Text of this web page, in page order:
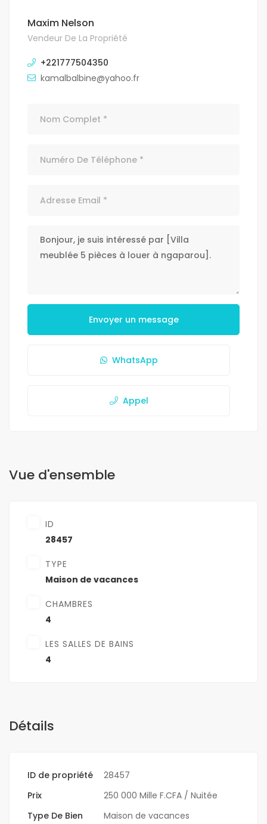
Maxim Nelson
Vendeur De La Propriété
+221777504350
kamalbalbine@yahoo.fr
Envoyer un message
WhatsApp
Appel
Vue d'ensemble
ID
28457
TYPE
Maison de vacances
CHAMBRES
4
LES SALLES DE BAINS
4
Détails
ID de propriété
28457
Prix
250 000 Mille F.CFA / Nuitée
Type De Bien
Maison de vacances